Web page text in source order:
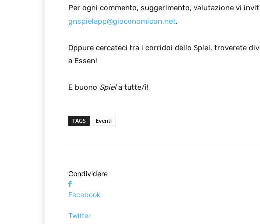
Per ogni commento, suggerimento, valutazione vi
gnspielapp@gioconomicon.net.
Oppure cercateci tra i corridoi dello Spiel, troverete
a Essen!
E buono Spiela tutte/i!
TAGS Eventi
Condividere
Facebook
Twitter